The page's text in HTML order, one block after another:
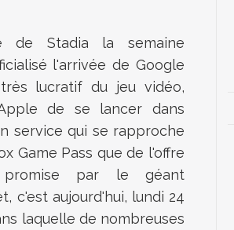
de Stadia la semaine
l'arrivée de Google
lucratif du jeu vidéo,
de se lancer dans
service qui se rapproche
Game Pass que de l'offre
promise par le géant
c'est aujourd'hui, lundi 24
laquelle de nombreuses